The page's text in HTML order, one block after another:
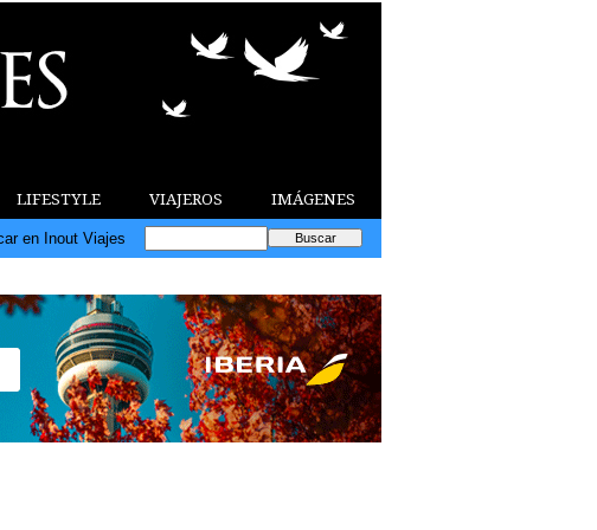
LIFESTYLE VIAJEROS IMÁGENES
en Inout Viajes